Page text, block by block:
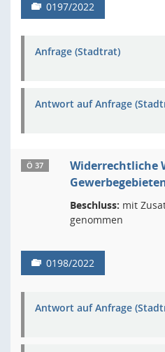
0197/2022
Anfrage (Stadtrat)
Antwort auf Anfrage
Ö 37
Widerrechtliche
Beschluss: mit
genommen
0198/2022
Antwort auf Anfrage